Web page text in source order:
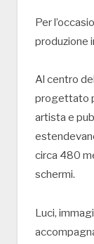
Per
produzione
Al centro
progettato
artista e
circa 480
schermi.
Luci,